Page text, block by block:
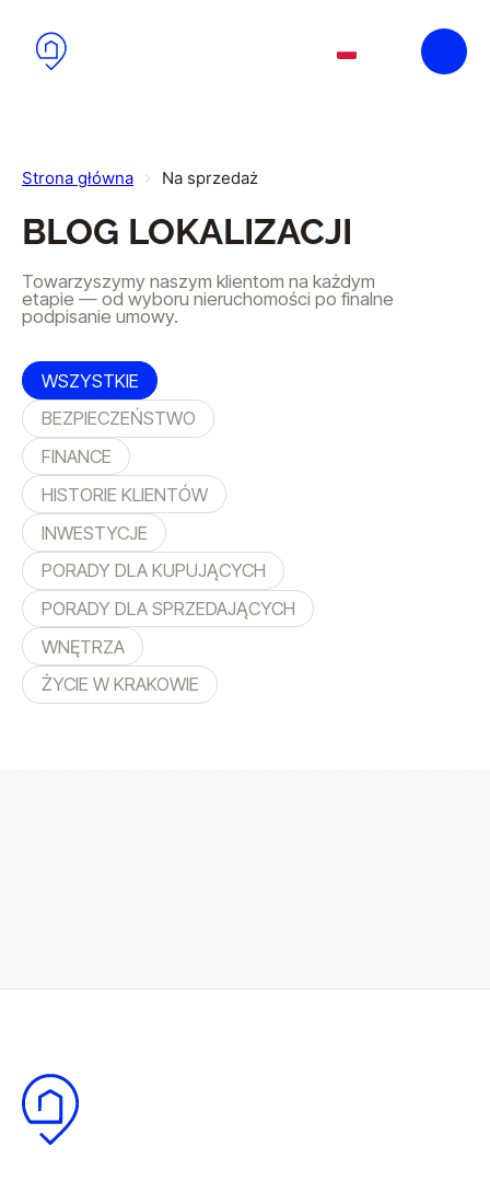
Strona główna Na sprzedaż
BLOG LOKALIZACJI
Towarzyszymy naszym klientom na każdym
etapie — od wyboru nieruchomości po finalne
podpisanie umowy.
WSZYSTKIE
BEZPIECZEŃSTWO
FINANCE
HISTORIE KLIENTÓW
INWESTYCJE
PORADY DLA KUPUJĄCYCH
PORADY DLA SPRZEDAJĄCYCH
WNĘTRZA
ŻYCIE W KRAKOWIE